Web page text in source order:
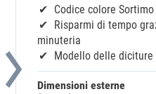
Codice colore
Risparmi di tempo
minuteria
Modello delle
Dimensioni esterne